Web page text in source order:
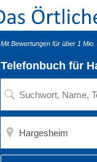
Mit Bewertungen für über 1
Telefonbuch für